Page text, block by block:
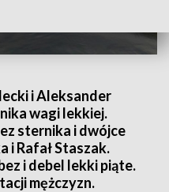
i Aleksander
wagi lekkiej.
sternika i dwójce
i Rafał Staszak.
i debel lekki piąte.
mężczyzn.